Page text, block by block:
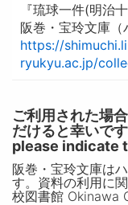
『琉球一件(明治
阪巻・宝玲文庫
https://
ryukyu.ac.jp/
ご利用された場
だけると幸いで
please indicate
阪巻・宝玲文庫は
す。資料の利用に
校図書館 Okinawa